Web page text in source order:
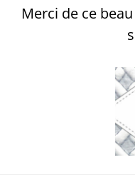
Merci de ce